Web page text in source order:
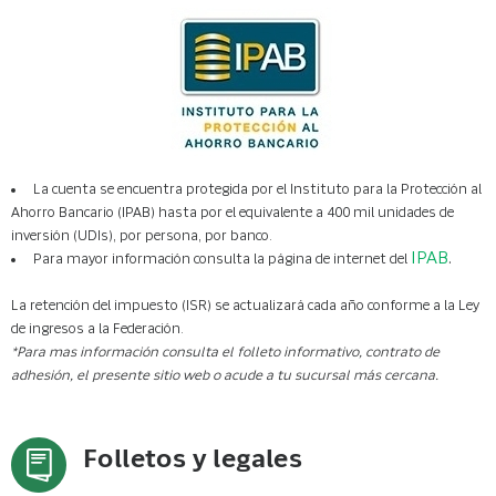
gas o telefono).
Proporcionar los demás datos
esenciales solicitados en la solicitud de
cuentas si alguien te marca para
solicitarlos por telefono.
Real (Ganancia Anual Total
Real) -3.79%, antes de
impuestos.Cálculo realizado sobre
un monto de $1 M.N. a un plazo de 91
días. Fecha de cálculo del 31 de julio del
al 03 de febrero del 2027. Para fines
informativos y de comparación.La GAT
Real es el rendimiento que
descontar la inflación
estimada. Tasa Fija de Interés
Anual 0.01% antes de
La cuenta se encuentra protegida por el Instituto para la Protección al
Ahorro Bancario (IPAB) hasta por el equivalente a 400 mil unidades de
inversión (UDIs), por persona, por banco.
Para mayor información consulta la página de internet del IPAB.
La retención del impuesto (ISR) se actualizará cada año conforme a la Ley
de ingresos a la Federación.
*Para mas información consulta el folleto informativo, contrato de
adhesión, el presente sitio web o acude a tu sucursal más cercana.
Folletos y legales